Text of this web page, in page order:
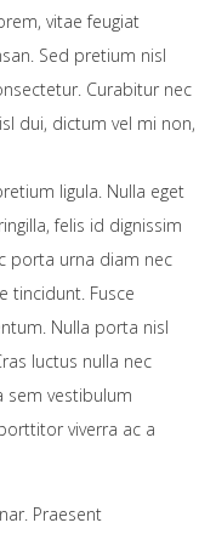
vitae feugiat
Sed pretium nisl
Curabitur nec
dui, dictum vel mi non,
ligula. Nulla eget
felis id dignissim
porta urna diam nec
tincidunt. Fusce
Nulla porta nisl
luctus nulla nec
sem vestibulum
viverra ac a
Praesent